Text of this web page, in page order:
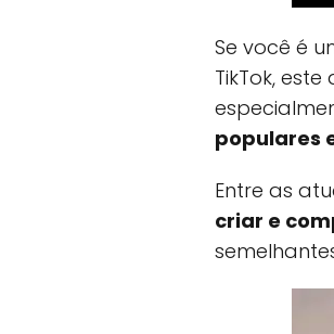
Se você é
TikTok,
populares
Entre as
criar e